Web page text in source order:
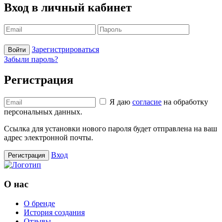
Вход в личный кабинет
Войти
Зарегистрироваться
Забыли пароль?
Регистрация
Я даю согласие на обработку
персональных данных.
Ссылка для установки нового пароля будет отправлена ​​на ваш
адрес электронной почты.
Регистрация Вход
О нас
О бренде
История создания